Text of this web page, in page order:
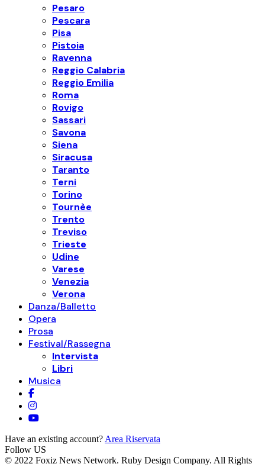
Pesaro
Pescara
Pisa
Pistoia
Ravenna
Reggio Calabria
Reggio Emilia
Roma
Rovigo
Sassari
Savona
Siena
Siracusa
Taranto
Terni
Torino
Tournèe
Trento
Treviso
Trieste
Udine
Varese
Venezia
Verona
Danza/Balletto
Opera
Prosa
Festival/Rassegna
Intervista
Libri
Musica
Have an existing account? Area Riservata
Follow US
© 2022 Foxiz News Network. Ruby Design Company. All Rights